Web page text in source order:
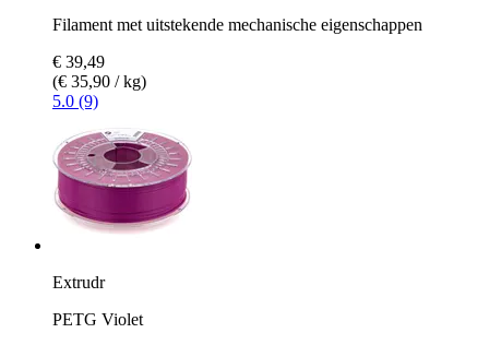
Filament met uitstekende mechanische eigenschappen
€ 39,49
(€ 35,90 / kg)
5.0 (9)
Extrudr
PETG Violet